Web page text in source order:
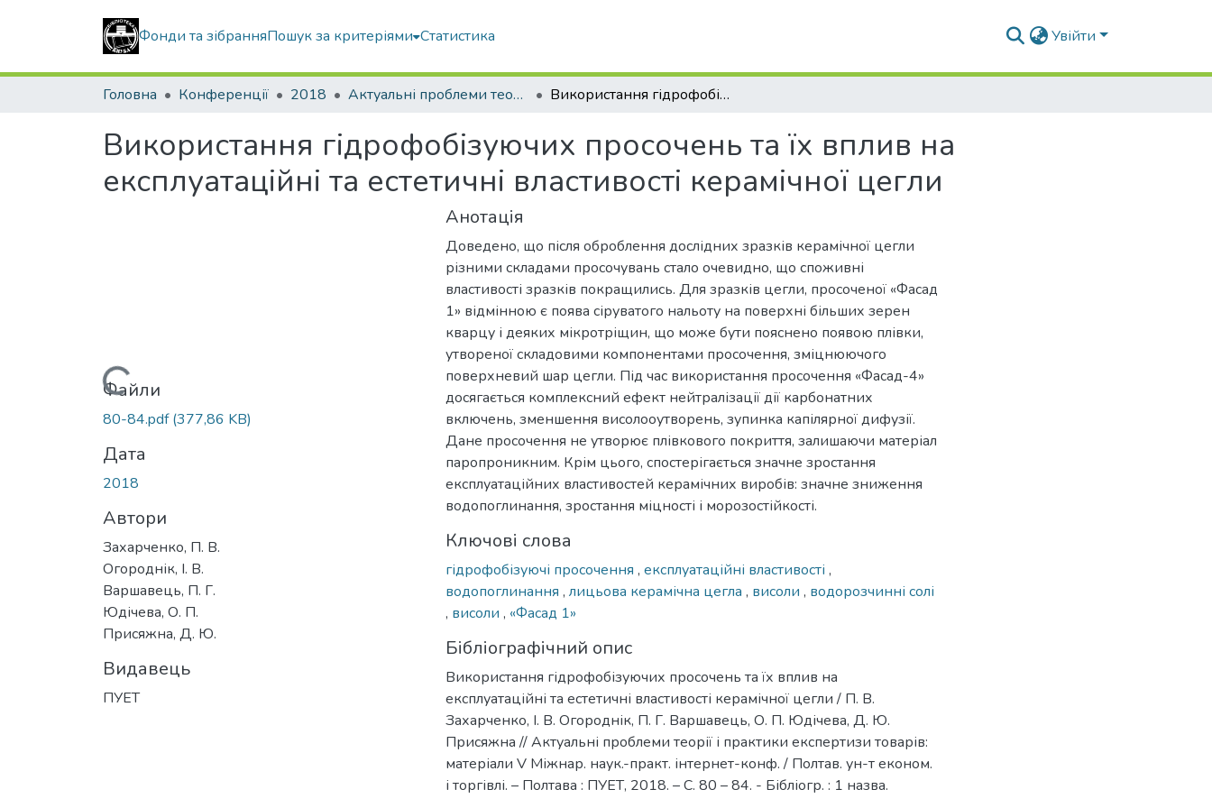
Фонди та зібранняПошук за критеріями Статистика Увійти
Головна Конференції 2018 Актуальні проблеми теорії і практики експертизи товарів: V Міжнародна науково-практична інтернет-конференція Використання гідрофобізуючих просочень та їх вплив на експлуатаційні та естетичні властивості керамічної цегли
Використання гідрофобізуючих просочень та їх вплив на
експлуатаційні та естетичні властивості керамічної цегли
Вантажиться...
Файли
80-84.pdf(377,86 KB)
Дата
2018
Автори
Захарченко, П. В.
Огороднік, І. В.
Варшавець, П. Г.
Юдічева, О. П.
Присяжна, Д. Ю.
Видавець
ПУЕТ
Анотація
Доведено, що після оброблення дослідних зразків керамічної цегли
різними складами просочувань стало очевидно, що споживні
властивості зразків покращились. Для зразків цегли, просоченої «Фасад
1» відмінною є поява сіруватого нальоту на поверхні більших зерен
кварцу і деяких мікротріщин, що може бути пояснено появою плівки,
утвореної складовими компонентами просочення, зміцнюючого
поверхневий шар цегли. Під час використання просочення «Фасад-4»
досягається комплексний ефект нейтралізації дії карбонатних
включень, зменшення висолооутворень, зупинка капілярної дифузії.
Дане просочення не утворює плівкового покриття, залишаючи матеріал
паропроникним. Крім цього, спостерігається значне зростання
експлуатаційних властивостей керамічних виробів: значне зниження
водопоглинання, зростання міцності і морозостійкості.
Ключові слова
гідрофобізуючі просочення , експлуатаційні властивості ,
водопоглинання , лицьова керамічна цегла , висоли , водорозчинні солі
, висоли , «Фасад 1»
Бібліографічний опис
Використання гідрофобізуючих просочень та їх вплив на
експлуатаційні та естетичні властивості керамічної цегли / П. В.
Захарченко, І. В. Огороднік, П. Г. Варшавець, О. П. Юдічева, Д. Ю.
Присяжна // Актуальні проблеми теорії і практики експертизи товарів:
матеріали V Міжнар. наук.-практ. інтернет-конф. / Полтав. ун-т економ.
і торгівлі. – Полтава : ПУЕТ, 2018. – С. 80 – 84. - Бібліогр. : 1 назва.